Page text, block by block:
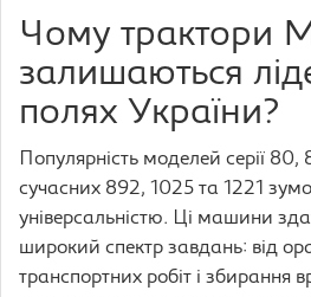
Чому трактори
залишаються
полях України?
Популярність моделей серії
сучасних 892, 1025 та 1221
універсальністю. Ці машини
широкий спектр завдань: від
транспортних робіт і